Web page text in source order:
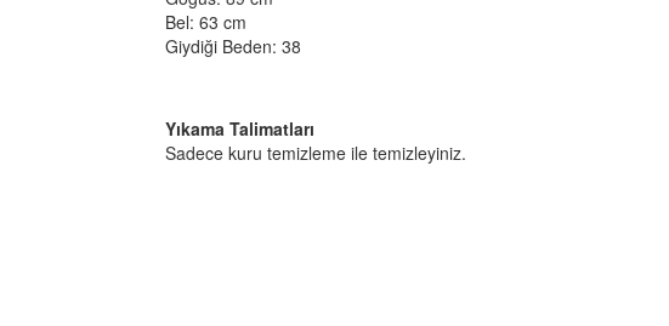
Bel: 63 cm
Giydiği Beden: 38
Yıkama Talimatları
Sadece kuru temizleme ile temizleyiniz.